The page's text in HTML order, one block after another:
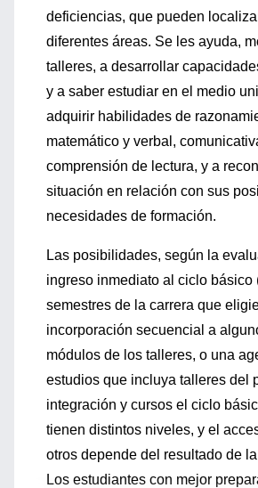
deficiencias, que pueden
diferentes áreas. Se les ayuda,
talleres, a desarrollar
y a saber estudiar en el medio
adquirir habilidades de
matemático y verbal,
comprensión de lectura, y a
situación en relación con sus
necesidades de formación.
Las posibilidades, según la
ingreso inmediato al ciclo básico
semestres de la carrera que
incorporación secuencial a
módulos de los talleres, o una
estudios que incluya talleres del
integración y cursos el ciclo
tienen distintos niveles, y el
otros depende del resultado de
Los estudiantes con mejor